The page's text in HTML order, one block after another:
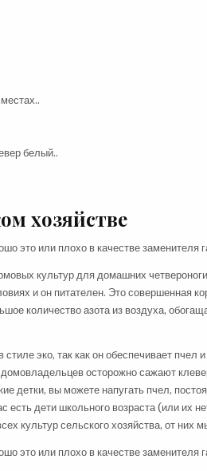
белый..
хозяйстве
культур для домашних
и он питателен. Это совершенная
количество азота из воздуха,
эко, так как он обеспечивает
осторожно сажают
детки, вы можете напугать пчел,
есть дети школьного возраста (или их
культур сельского хозяйства, от них